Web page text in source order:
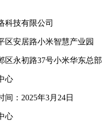
科技有限公司
区安居路小米智慧产业园
区永初路37号小米华东总部
心
间：2025年3月24日
心